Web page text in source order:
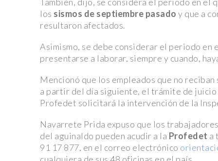
Sensor de Airbag
Apple lanza Apple Vision Pro, su innovadora solución
aumentada para profesionales
Nayib Bukele es reelegido como presidente de El
medio de controversias
Diablos Rojos y Yankees de Nueva York Disputarán
en México
¿Cómo Está EE. UU. Combatiendo los Deepfakes?
Buscan Soluciones Después del Caso Taylor
Ryan Gosling Critica a los Óscar por Dejar Fuera a
los sismos de septiembre pasado y que a
resultaron afectados.
Asimismo, se debe considerar el periodo
presentarse a laborar, siempre y cuando,
Mencionó que los empleados que no
a partir del día siguiente, el trámite de juicio
Profedet solicitará la intervención de la
Navarrete Prida expuso que los
del aguinaldo pueden acudir a la Profedet a
91 17 877, en el correo electrónico